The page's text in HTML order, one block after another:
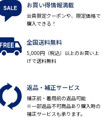
お買い得情報満載
会員限定クーポンや、限定価格で
購入できる！
全国送料無料
5,000円（税込）以上のお買い上
げで送料無料
返品・補正サービス
補正前・着用前の返品可能
※一部返品不可商品あり購入時の
補正サービスも承ります。